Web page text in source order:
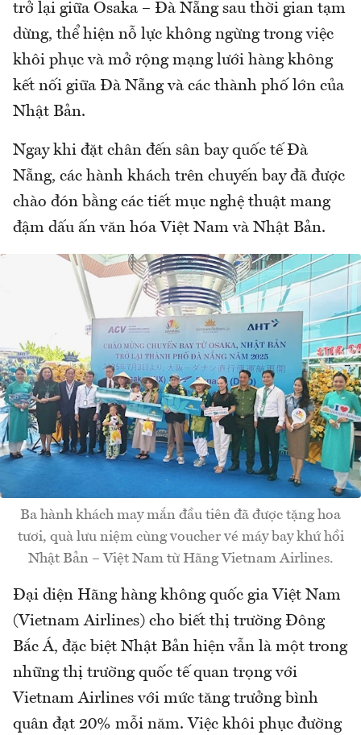
trở lại giữa Osaka – Đà Nẵng sau thời gian tạm
dừng, thể hiện nỗ lực không ngừng trong việc
khôi phục và mở rộng mạng lưới hàng không
kết nối giữa Đà Nẵng và các thành phố lớn của
Nhật Bản.
Ngay khi đặt chân đến sân bay quốc tế Đà
Nẵng, các hành khách trên chuyến bay đã được
chào đón bằng các tiết mục nghệ thuật mang
đậm dấu ấn văn hóa Việt Nam và Nhật Bản.
Ba hành khách may mắn đầu tiên đã được tặng hoa
tươi, quà lưu niệm cùng voucher vé máy bay khứ hồi
Nhật Bản – Việt Nam từ Hãng Vietnam Airlines.
Đại diện Hãng hàng không quốc gia Việt Nam
(Vietnam Airlines) cho biết thị trường Đông
Bắc Á, đặc biệt Nhật Bản hiện vẫn là một trong
những thị trường quốc tế quan trọng với
Vietnam Airlines với mức tăng trưởng bình
quân đạt 20% mỗi năm. Việc khôi phục đường